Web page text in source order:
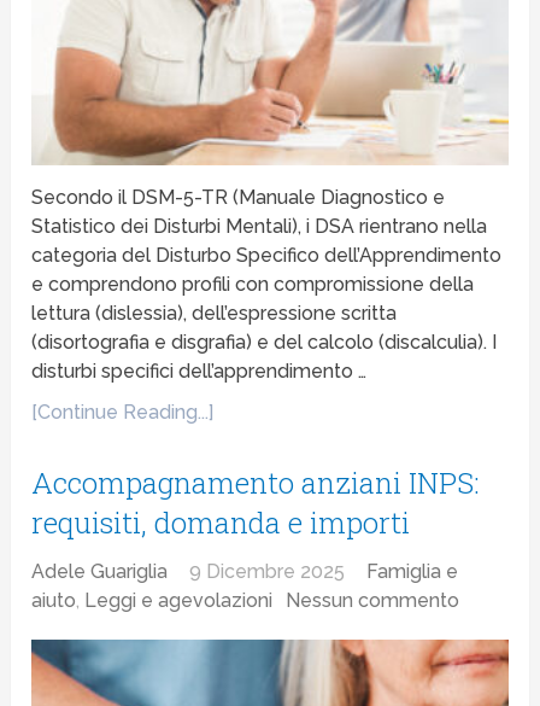
Secondo il DSM-5-TR (Manuale Diagnostico e
Statistico dei Disturbi Mentali), i DSA rientrano nella
categoria del Disturbo Specifico dell’Apprendimento
e comprendono profili con compromissione della
lettura (dislessia), dell’espressione scritta
(disortografia e disgrafia) e del calcolo (discalculia). I
disturbi specifici dell’apprendimento …
[Continue Reading...]
Accompagnamento anziani INPS:
requisiti, domanda e importi
Adele Guariglia 9 Dicembre 2025
Famiglia e
aiuto, Leggi e agevolazioni Nessun commento